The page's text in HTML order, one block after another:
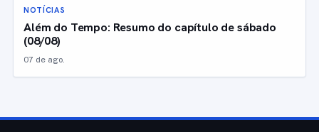
NOTÍCIAS
Além do Tempo: Resumo do capítulo de sábado
(08/08)
07 de ago.